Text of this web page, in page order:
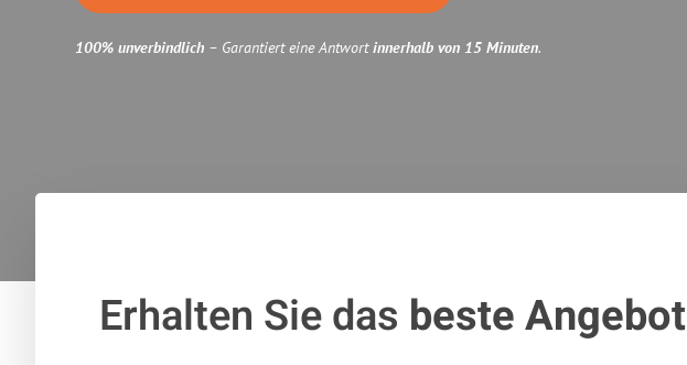
100% unverbindlich – Garantiert eine Antwortinnerhalb von 15 Minuten.
Erhalten Sie das beste Angebot